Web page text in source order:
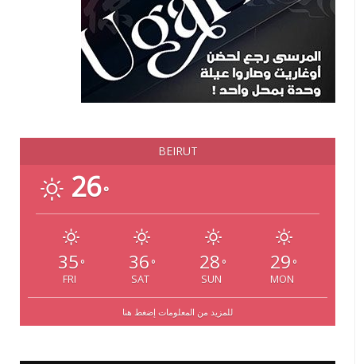
BEIRUT
26°
35 °
FRI
36 °
SAT
28 °
SUN
29 °
MON
للمزيد من المعلومات إضغط هنا